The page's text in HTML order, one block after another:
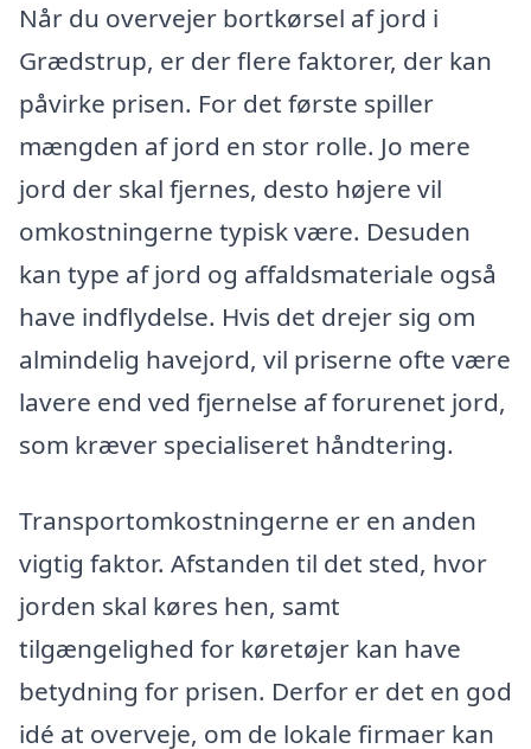
Når du overvejer bortkørsel af jord i
Grædstrup, er der flere faktorer, der kan
påvirke prisen. For det første spiller
mængden af jord en stor rolle. Jo mere
jord der skal fjernes, desto højere vil
omkostningerne typisk være. Desuden
kan type af jord og affaldsmateriale også
have indflydelse. Hvis det drejer sig om
almindelig havejord, vil priserne ofte være
lavere end ved fjernelse af forurenet jord,
som kræver specialiseret håndtering.
Transportomkostningerne er en anden
vigtig faktor. Afstanden til det sted, hvor
jorden skal køres hen, samt
tilgængelighed for køretøjer kan have
betydning for prisen. Derfor er det en god
idé at overveje, om de lokale firmaer kan